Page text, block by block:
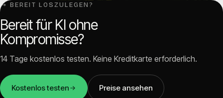
↳ BEREIT LOSZULEGEN?
Bereit für KI ohne
Kompromisse?
14 Tage kostenlos testen. Keine Kreditkarte erforderlich.
Kostenlos testen Preise ansehen